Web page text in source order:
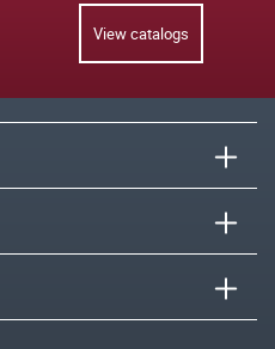
View catalogs